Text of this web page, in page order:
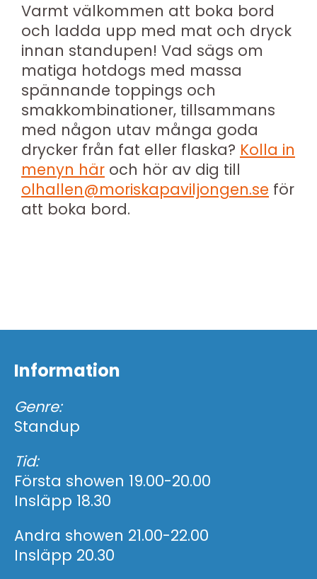
Varmt välkommen att boka bord
och ladda upp med mat och dryck
innan standupen! Vad sägs om
matiga hotdogs med massa
spännande toppings och
smakkombinationer, tillsammans
med någon utav många goda
drycker från fat eller flaska? Kolla in
menyn här och hör av dig till
olhallen@moriskapaviljongen.se för
att boka bord.
Information
Genre:
Standup
Tid:
Första showen 19.00-20.00
Insläpp 18.30
Andra showen 21.00-22.00
Insläpp 20.30